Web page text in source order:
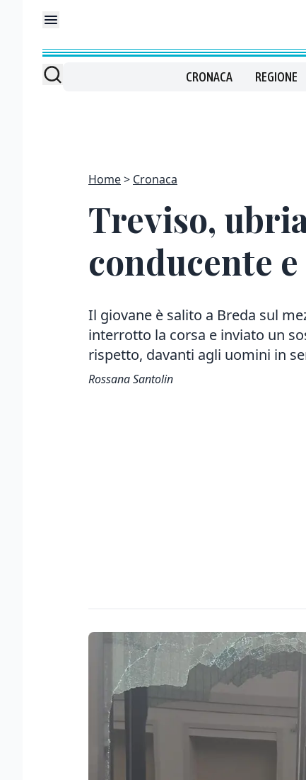
CRONACA REGIONE
Home Cronaca
Treviso,
conducente
Il giovane è salito a Breda sul
interrotto la corsa e inviato un
rispetto, davanti agli uomini in
Rossana Santolin